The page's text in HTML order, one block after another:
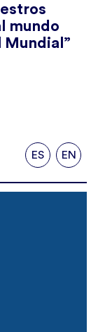
mundo
Mundial”
ES EN